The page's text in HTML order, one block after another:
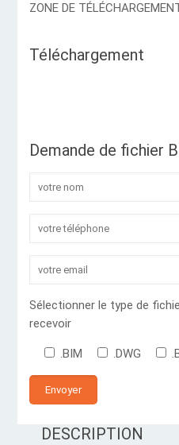
ZONE DE
Téléchargement
Demande de fichier
Sélectionner le type de
recevoir
.BIM .DWG
DESCRIPTION